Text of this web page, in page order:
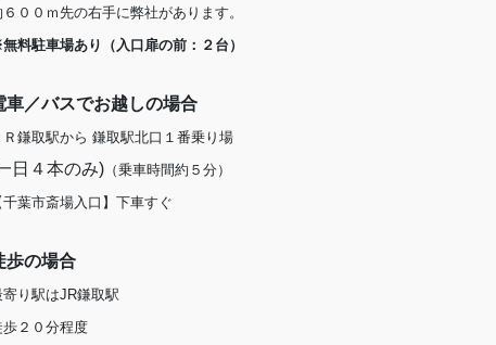
６００ｍ先の右手に弊社があります。
料駐車場あり（入口扉の前：２台）
車／バスでお越しの場合
Ｒ鎌取駅から 鎌取駅北口１番乗り場
日４本のみ) （乗車時間約５分）
千葉市斎場入口】下車すぐ
歩の場合
寄り駅はJR鎌取駅
歩２０分程度